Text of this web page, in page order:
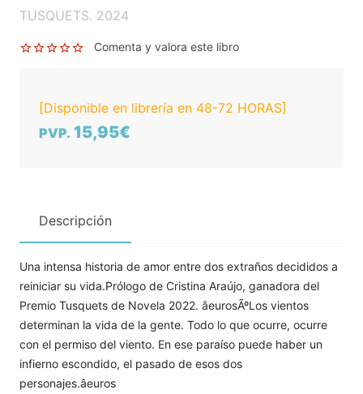
TUSQUETS. 2024
Comenta y valora este libro
[Disponible en librería en 48-72 HORAS]
PVP. 15,95€
Descripción
Una intensa historia de amor entre dos extraños decididos a
reiniciar su vida.Prólogo de Cristina Araújo, ganadora del
Premio Tusquets de Novela 2022. âeurosÃºLos vientos
determinan la vida de la gente. Todo lo que ocurre, ocurre
con el permiso del viento. En ese paraíso puede haber un
infierno escondido, el pasado de esos dos
personajes.âeuros